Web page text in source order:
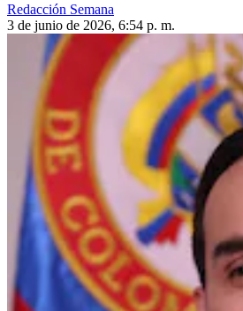
Redacción Semana
3 de junio de 2026, 6:54 p. m.